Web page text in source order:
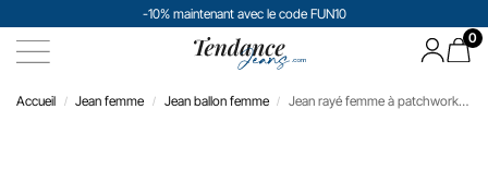
-10% maintenant avec le code FUN10
0
Accueil / Jean femme​ / Jean ballon femme / Jean rayé femme à patchwork coupe ballon